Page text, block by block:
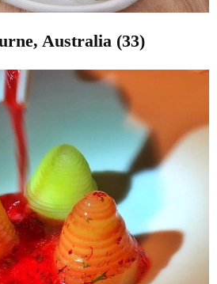
Australia (33)